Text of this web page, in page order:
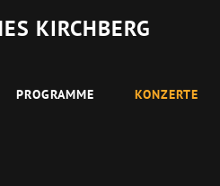
KIRCHBERG
PROGRAMME KONZERTE